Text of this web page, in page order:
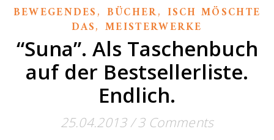
BEWEGENDES, BÜCHER, ISCH MÖSCHTE
DAS,MEISTERWERKE
“Suna”. Als Taschenbuch
auf der Bestsellerliste.
Endlich.
25.04.2013/ 3 Comments